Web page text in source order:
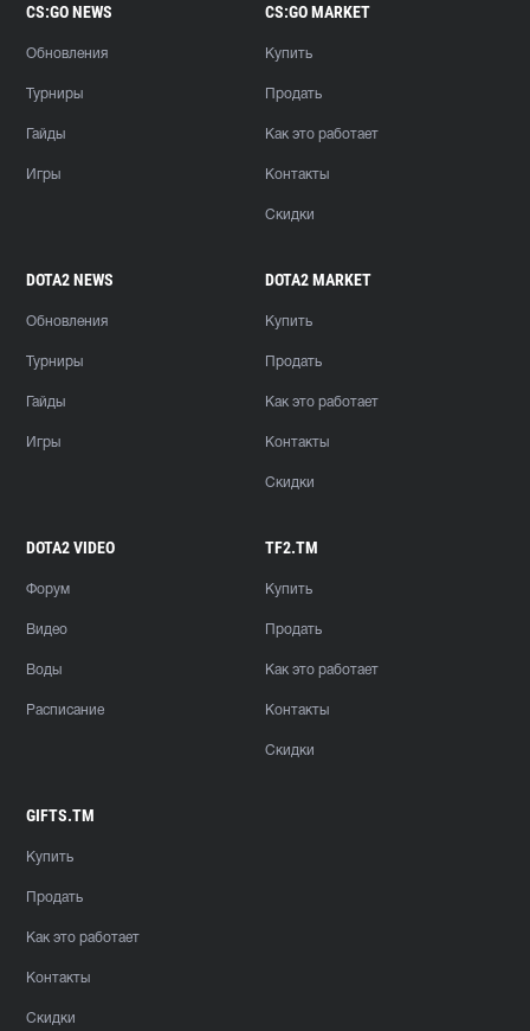
CS:GO NEWS
Обновления
Турниры
Гайды
Игры
CS:GO MARKET
Купить
Продать
Как это работает
Контакты
Скидки
DOTA2 NEWS
Обновления
Турниры
Гайды
Игры
DOTA2 MARKET
Купить
Продать
Как это работает
Контакты
Скидки
DOTA2 VIDEO
Форум
Видео
Воды
Расписание
TF2.TM
Купить
Продать
Как это работает
Контакты
Скидки
GIFTS.TM
Купить
Продать
Как это работает
Контакты
Скидки